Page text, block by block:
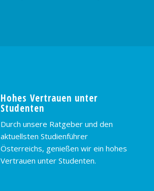
Hohes Vertrauen unter
Studenten
Durch unsere Ratgeber und den
aktuellsten Studienführer
Österreichs, genießen wir ein hohes
Vertrauen unter Studenten.